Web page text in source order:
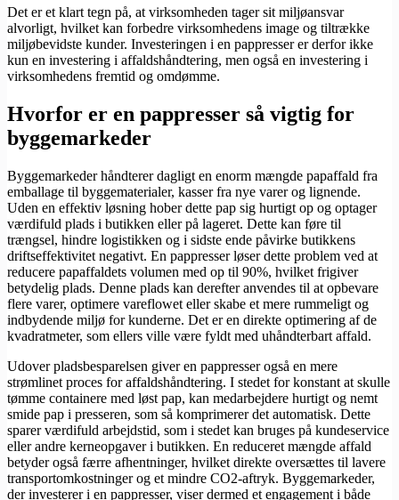
Det er et klart tegn på, at virksomheden tager sit miljøansvar
alvorligt, hvilket kan forbedre virksomhedens image og tiltrække
miljøbevidste kunder. Investeringen i en pappresser er derfor ikke
kun en investering i affaldshåndtering, men også en investering i
virksomhedens fremtid og omdømme.
Hvorfor er en pappresser så vigtig for
byggemarkeder
Byggemarkeder håndterer dagligt en enorm mængde papaffald fra
emballage til byggematerialer, kasser fra nye varer og lignende.
Uden en effektiv løsning hober dette pap sig hurtigt op og optager
værdifuld plads i butikken eller på lageret. Dette kan føre til
trængsel, hindre logistikken og i sidste ende påvirke butikkens
driftseffektivitet negativt. En pappresser løser dette problem ved at
reducere papaffaldets volumen med op til 90%, hvilket frigiver
betydelig plads. Denne plads kan derefter anvendes til at opbevare
flere varer, optimere vareflowet eller skabe et mere rummeligt og
indbydende miljø for kunderne. Det er en direkte optimering af de
kvadratmeter, som ellers ville være fyldt med uhåndterbart affald.
Udover pladsbesparelsen giver en pappresser også en mere
strømlinet proces for affaldshåndtering. I stedet for konstant at skulle
tømme containere med løst pap, kan medarbejdere hurtigt og nemt
smide pap i presseren, som så komprimerer det automatisk. Dette
sparer værdifuld arbejdstid, som i stedet kan bruges på kundeservice
eller andre kerneopgaver i butikken. En reduceret mængde affald
betyder også færre afhentninger, hvilket direkte oversættes til lavere
transportomkostninger og et mindre CO2-aftryk. Byggemarkeder,
der investerer i en pappresser, viser dermed et engagement i både